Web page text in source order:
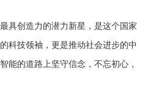
具创造力的潜力新星，是这个国家
科技领袖，更是推动社会进步的中
能的道路上坚守信念，不忘初心，